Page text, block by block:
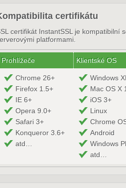
certifikátu
certifikát InstantSSL je kompatibilní
platformami.
Prohlížeče Klientské OS
Chrome 26+
Firefox 1.5+
IE 6+
Opera 9.0+
Safari 3+
Konqueror 3.6+
atd…
Windows
Mac OS X
iOS 3+
Linux
Chrome
Android
Windows
atd…